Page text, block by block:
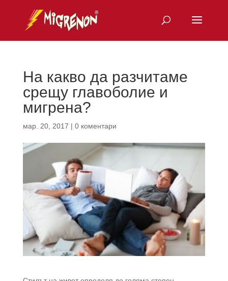
На какво да разчитаме
срещу главоболие и
мигрена?
мар. 20, 2017 | 0 коментари